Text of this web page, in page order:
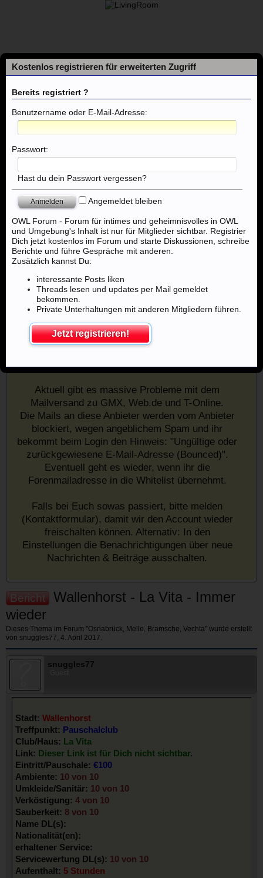
Foren ... Osnabrück, Melle, Bramsche, Vechta
Mailprobleme mit u.a. GMX,
Aktuell gibt es massive Probleme mit dem
Mailversand zu GMX, Web.de und T-Online.
Die Mails an diese Anbieter werden vom Anbieter
blockiert, wegen angeblichem Spam und ihr
bekommt beim Login den Hinweis: "Ungültige oder
zurückgewiesene E-Mail-Adresse (Bounced)".
Eventuell geht es wieder, wenn ihr die
Forenmailadresse in die Whitelist übernehmt.
Falls bei Euch sowas passiert, bitte melden
(Kontaktformular), damit wir den Account wieder
freischalten können. Alternativ: In den
Einstellungen die Benachrichtigungen über neue
Nachrichten & Beiträge ausschalten.
Bericht
Wallenhorst - La Vita - Immer
wieder
Dieses Thema im Forum "Osnabrück, Melle, Bramsche, Vechta" wurde erstellt
von snuggles77, 4. April 2017.
snuggles77
Stadt: Wallenhorst
Treffpunkt: Pauschalclub
Club/Haus: La Vita
Link: Dieser Link ist für Dich nicht sichtbar.
Eintritt/Pauschale: €100
Ambiente: 10 von 10
Umkleide/Sanitär: 10 von 10
Verköstigung: 4 von 10
Sauberkeit: 8 von 10
Name DL(s):
Nationalität(en):
erhaltener Service:
Servicewertung DL(s): 10 von 10
Aufenthalt: 5 Stunden
Foren
Themen mit aktuellen Beiträgen
Kostenlos registrieren für erweiterten Zugriff
Bereits registriert ?
Benutzername oder E-Mail-Adresse:
Passwort:
Hast du dein Passwort vergessen?
Angemeldet bleiben
OWL Forum - Forum für intimes und geheimnisvolles in OWL
und Umgebung's Inhalt ist nur für Mitglieder sichtbar. Registrier
Dich jetzt kostenlos im Forum und starte Diskussionen, schreibe
Berichte und führe Gespräche mit anderen.
Zusätzlich kannst Du:
interessante Posts liken
Threads lesen und updates per Mail gemeldet
bekommen.
Private Unterhaltungen mit anderen Mitgliedern führen.
Jetzt registrieren!